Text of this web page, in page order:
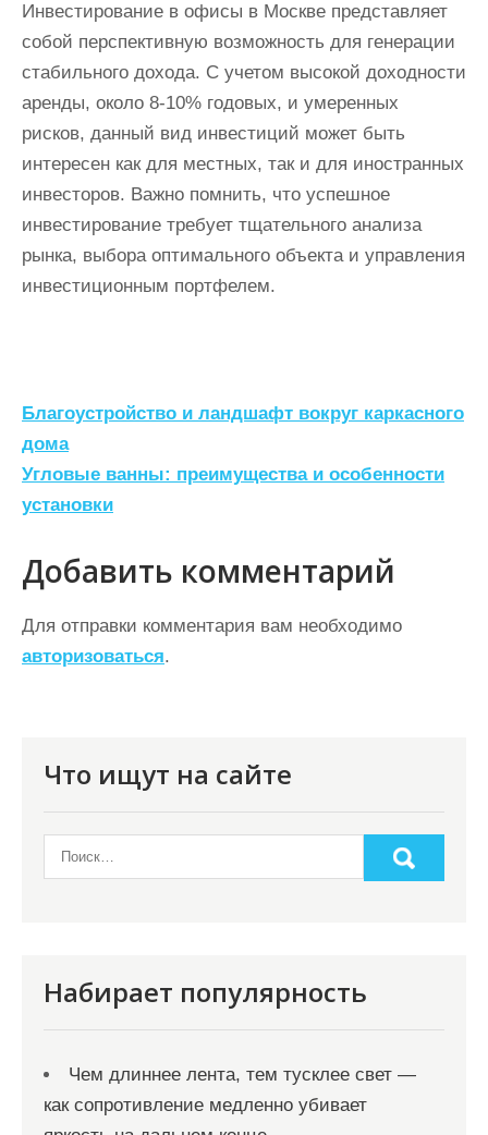
Инвестирование в офисы в Москве представляет
собой перспективную возможность для генерации
стабильного дохода. С учетом высокой доходности
аренды, около 8-10% годовых, и умеренных
рисков, данный вид инвестиций может быть
интересен как для местных, так и для иностранных
инвесторов. Важно помнить, что успешное
инвестирование требует тщательного анализа
рынка, выбора оптимального объекта и управления
инвестиционным портфелем.
Н
а
в
и
г
а
ц
и
м
Благоустройство и ландшафт вокруг каркасного
дома
Угловые ванны: преимущества и особенности
установки
Добавить комментарий
Для отправки комментария вам необходимо
авторизоваться.
Что ищут на сайте
Набирает популярность
Чем длиннее лента, тем тусклее свет —
как сопротивление медленно убивает